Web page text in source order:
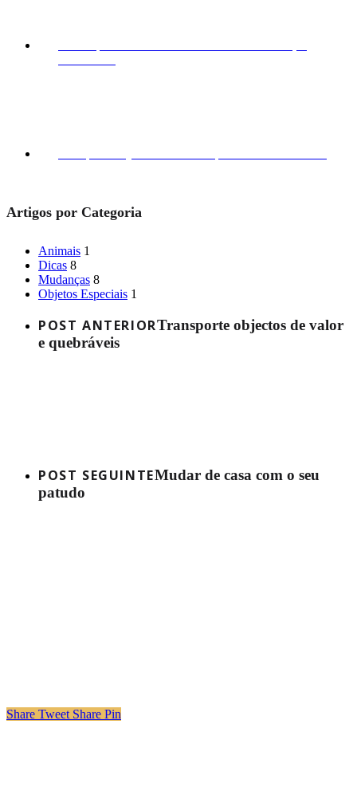
Artigos por Categoria
Animais 1
Dicas 8
Mudanças 8
Objetos Especiais 1
POST ANTERIORTransporte objectos de valor
e quebráveis
POST SEGUINTEMudar de casa com o seu
patudo
Share Tweet Share Pin